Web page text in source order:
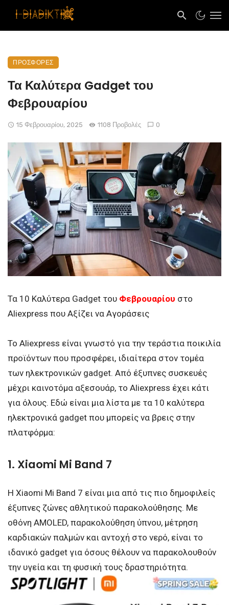
ΠΡΟΣΦΟΡΈΣ
Τα Καλύτερα Gadget του
Φεβρουαρίου
15 Φεβρουαρίου, 2025 1108 Προβολές 0
Τα 10 Καλύτερα Gadget του Φεβρουαρίου στο
Aliexpress που Αξίζει να Αγοράσεις
Το Aliexpress είναι γνωστό για την τεράστια ποικιλία
προϊόντων που προσφέρει, ιδιαίτερα στον τομέα
των ηλεκτρονικών gadget. Από έξυπνες συσκευές
μέχρι καινοτόμα αξεσουάρ, το Aliexpress έχει κάτι
για όλους. Εδώ είναι μια λίστα με τα 10 καλύτερα
ηλεκτρονικά gadget που μπορείς να βρεις στην
πλατφόρμα:
1. Xiaomi Mi Band 7
Η Xiaomi Mi Band 7 είναι μια από τις πιο δημοφιλείς
έξυπνες ζώνες αθλητικού παρακολούθησης. Με
οθόνη AMOLED, παρακολούθηση ύπνου, μέτρηση
καρδιακών παλμών και αντοχή στο νερό, είναι το
ιδανικό gadget για όσους θέλουν να παρακολουθούν
την υγεία και τη φυσική τους δραστηριότητα.